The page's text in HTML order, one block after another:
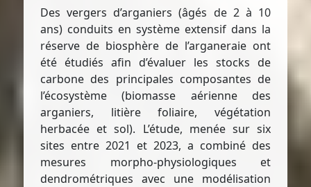
Des vergers d’arganiers (âgés de 2 à 10
ans) conduits en système extensif dans la
réserve de biosphère de l’arganeraie ont
été étudiés afin d’évaluer les stocks de
carbone des principales composantes de
l’écosystème (biomasse aérienne des
arganiers, litière foliaire, végétation
herbacée et sol). L’étude, menée sur six
sites entre 2021 et 2023, a combiné des
mesures morpho-physiologiques et
dendrométriques avec une modélisation